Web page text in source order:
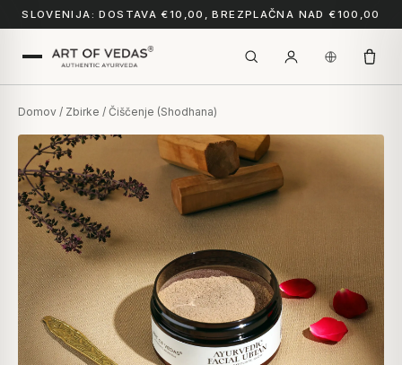
SLOVENIJA: DOSTAVA €10,00, BREZPLAČNA NAD €100,00
Domov / Zbirke / Čiščenje (Shodhana)